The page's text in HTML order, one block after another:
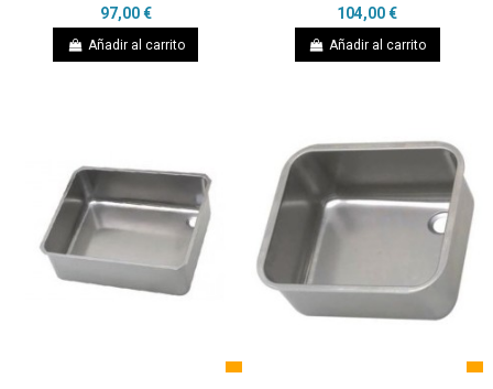
97,00 €
Añadir al carrito
104,00 €
Añadir al carrito